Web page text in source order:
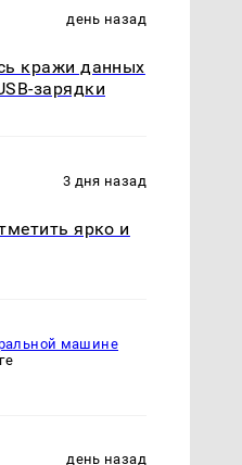
день назад
кражи данных
зарядки
3 дня назад
ярко и
машине
день назад